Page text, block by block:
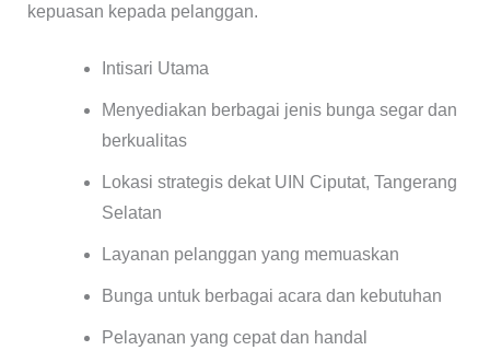
kepuasan kepada pelanggan.
Intisari Utama
Menyediakan berbagai jenis bunga segar dan
berkualitas
Lokasi strategis dekat UIN Ciputat, Tangerang
Selatan
Layanan pelanggan yang memuaskan
Bunga untuk berbagai acara dan kebutuhan
Pelayanan yang cepat dan handal